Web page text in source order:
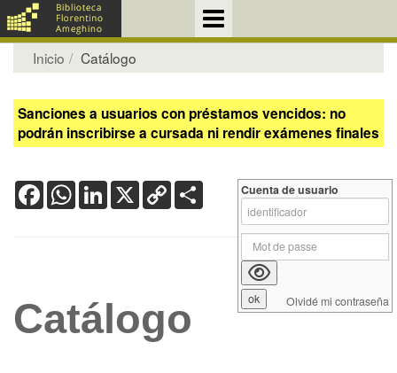
Inicio Catálogo
Sanciones a usuarios con préstamos vencidos: no
podrán inscribirse a cursada ni rendir exámenes finales
FacebookWhatsApp
LinkedIn
X Copy
Link
Catálogo
Cuenta de usuario
Olvidé mi contraseña